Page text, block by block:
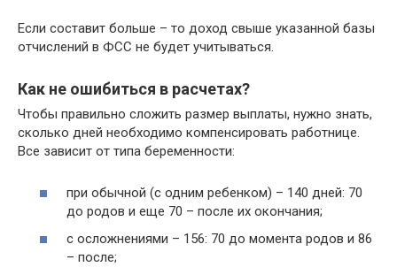
Если составит больше – то доход свыше указанной базы
отчислений в ФСС не будет учитываться.
Как не ошибиться в расчетах?
Чтобы правильно сложить размер выплаты, нужно знать,
сколько дней необходимо компенсировать работнице.
Все зависит от типа беременности:
при обычной (с одним ребенком) – 140 дней: 70
до родов и еще 70 – после их окончания;
с осложнениями – 156: 70 до момента родов и 86
– после;